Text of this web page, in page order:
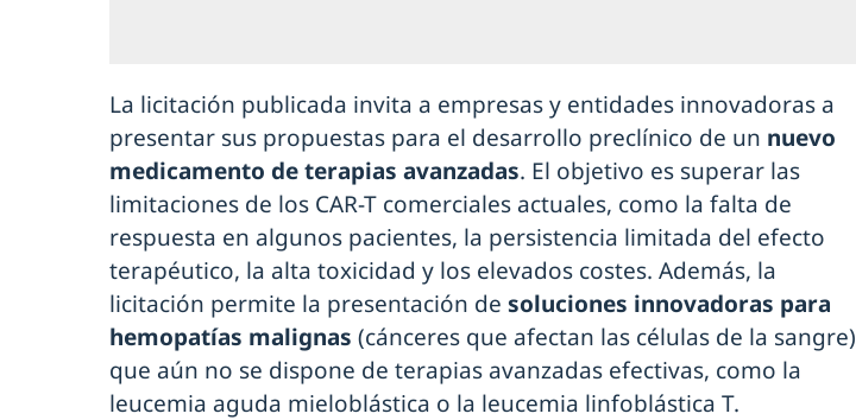
La licitación publicada invita a empresas y entidades innovadoras a
presentar sus propuestas para el desarrollo preclínico de un nuevo
medicamento de terapias avanzadas. El objetivo es superar las
limitaciones de los CAR-T comerciales actuales, como la falta de
respuesta en algunos pacientes, la persistencia limitada del efecto
terapéutico, la alta toxicidad y los elevados costes. Además, la
licitación permite la presentación de soluciones innovadoras para
hemopatías malignas (cánceres que afectan las células de la sangre)
que aún no se dispone de terapias avanzadas efectivas, como la
leucemia aguda mieloblástica o la leucemia linfoblástica T.